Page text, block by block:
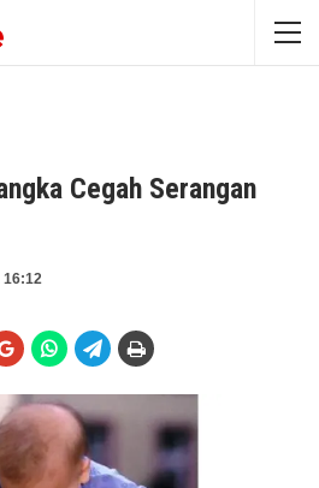
Cegah Serangan
16:12